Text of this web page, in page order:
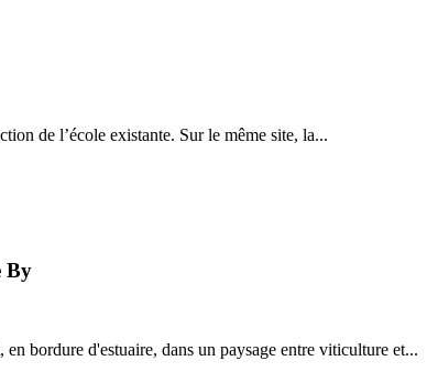
de l’école existante. Sur le même site, la...
By
bordure d'estuaire, dans un paysage entre viticulture et...